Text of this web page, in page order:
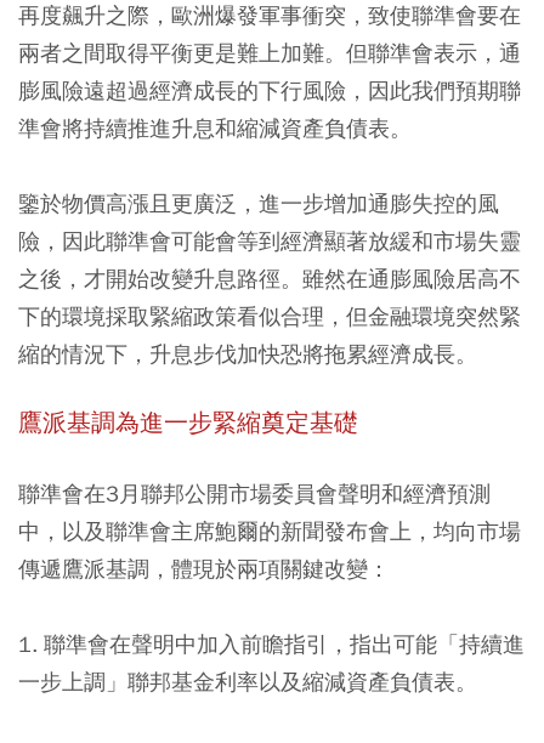
再度飆升之際，歐洲爆發軍事衝突，致使聯準會要在
兩者之間取得平衡更是難上加難。但聯準會表示，通
膨風險遠超過經濟成長的下行風險，因此我們預期聯
準會將持續推進升息和縮減資產負債表。
鑒於物價高漲且更廣泛，進一步增加通膨失控的風
險，因此聯準會可能會等到經濟顯著放緩和市場失靈
之後，才開始改變升息路徑。雖然在通膨風險居高不
下的環境採取緊縮政策看似合理，但金融環境突然緊
縮的情況下，升息步伐加快恐將拖累經濟成長。
鷹派基調為進一步緊縮奠定基礎
聯準會在3月聯邦公開市場委員會聲明和經濟預測
中，以及聯準會主席鮑爾的新聞發布會上，均向市場
傳遞鷹派基調，體現於兩項關鍵改變：
1. 聯準會在聲明中加入前瞻指引，指出可能「持續進
一步上調」聯邦基金利率以及縮減資產負債表。